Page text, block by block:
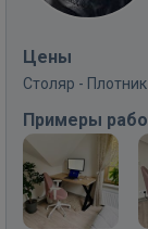
Цены
Столяр - Плотник
Примеры